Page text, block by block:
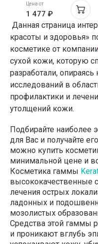
загрубевшей
шелушащейся кожи
75 мл
Цена от
1 477 ₽
Данная страница
красоты и здоровья»
косметике от
сухой кожи, которую
разработали,
исследований в
профилактики и
утолщений кожи.
Подбирайте наиболее
для Вас и получайте
можно купить
минимальной цене и
Косметика гаммы
высококачественные
лечения острых
ладонных и
мозолистых
Средства этой гаммы
и проникают вглубь